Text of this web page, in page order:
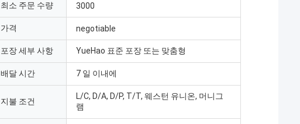
최소 주문 수량 3000
가격 negotiable
포장 세부 사항 YueHao 표준 포장 또는 맞춤형
배달 시간 7 일 이내에
지불 조건
L/C, D/A, D/P, T/T, 웨스턴 유니온, 머니그
램